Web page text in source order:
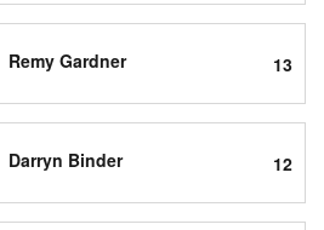
Remy Gardner 13
Darryn Binder 12